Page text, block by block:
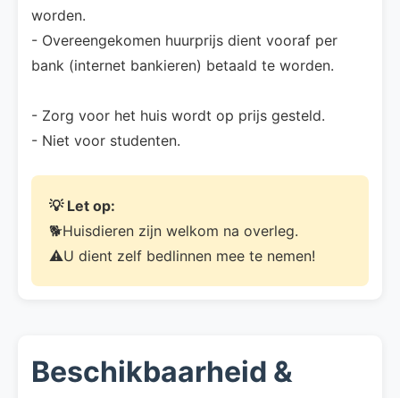
worden.
- Overeengekomen huurprijs dient vooraf per
bank (internet bankieren) betaald te worden.
- Zorg voor het huis wordt op prijs gesteld.
- Niet voor studenten.
💡 Let op:
🐕Huisdieren zijn welkom na overleg.
⚠️U dient zelf bedlinnen mee te nemen!
Beschikbaarheid &